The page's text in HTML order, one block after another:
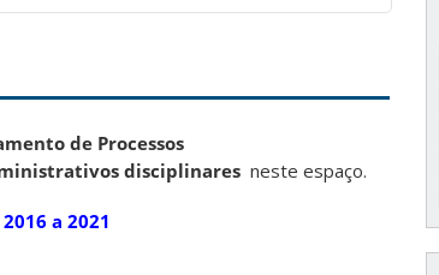
de Processos
disciplinares neste espaço.
2016 a 2021